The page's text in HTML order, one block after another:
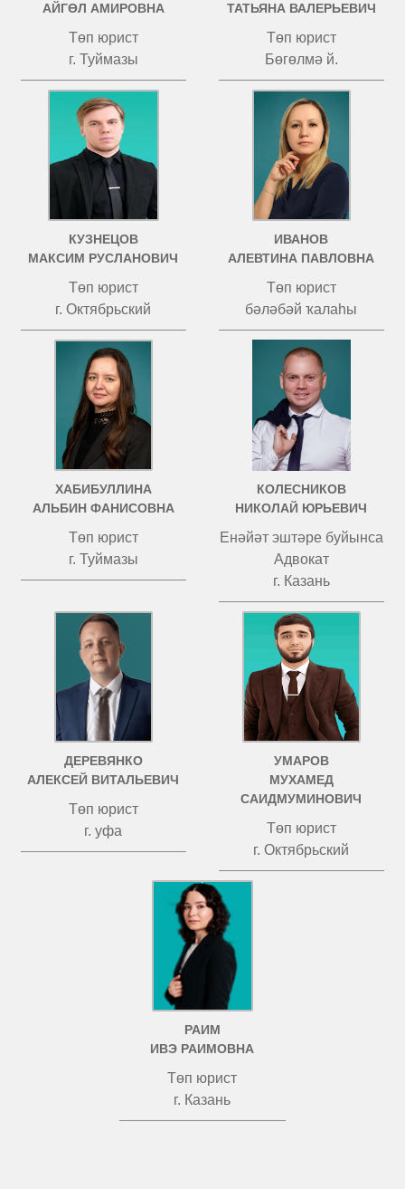
АЙГӨЛ АМИРОВНА
Төп юрист
г. Туймазы
ТАТЬЯНА ВАЛЕРЬЕВИЧ
Төп юрист
Бөгөлмә й.
КУЗНЕЦОВ
МАКСИМ РУСЛАНОВИЧ
Төп юрист
г. Октябрьский
ИВАНОВ
АЛЕВТИНА ПАВЛОВНА
Төп юрист
бәләбәй ҡалаһы
ХАБИБУЛЛИНА
АЛЬБИН ФАНИСОВНА
Төп юрист
г. Туймазы
КОЛЕСНИКОВ
НИКОЛАЙ ЮРЬЕВИЧ
Енәйәт эштәре буйынса
Адвокат
г. Казань
ДЕРЕВЯНКО
АЛЕКСЕЙ ВИТАЛЬЕВИЧ
Төп юрист
г. уфа
УМАРОВ
МУХАМЕД
САИДМУМИНОВИЧ
Төп юрист
г. Октябрьский
РАИМ
ИВЭ РАИМОВНА
Төп юрист
г. Казань